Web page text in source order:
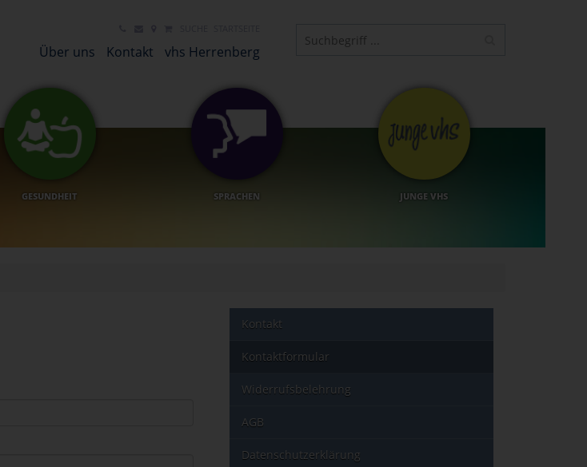
Über uns Kontakt vhs Herrenberg
GESUNDHEIT SPRACHEN JUNGE VHS
Kontakt
Kontaktformular
Widerrufsbelehrung
AGB
Datenschutzerklärung